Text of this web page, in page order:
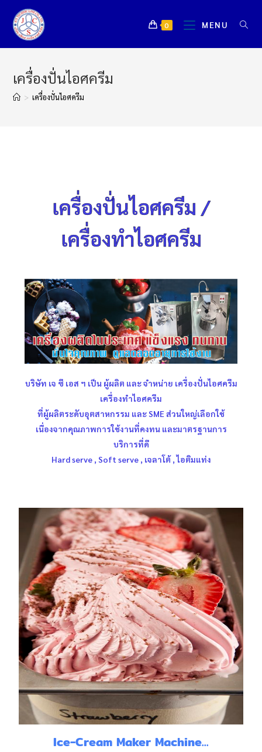
0 MENU
เครื่องปั่นไอศครีม
> เครื่องปั่นไอศครีม
เครื่องปั่นไอศครีม /
เครื่องทำไอศครีม
บริษัท เจ ซี เอส ฯ เป็น ผู้ผลิต และ จำหน่าย เครื่องปั่นไอศครีม
เครื่องทำไอศครีม
ที่ผู้ผลิตระดับอุตสาหกรรม และ SME ส่วนใหญ่เลือกใช้
เนื่องจากคุณภาพการใช้งานที่คงทน และมาตรฐานการ
บริการที่ดี
Hard serve , Soft serve , เจลาโต้ , ไอติมแท่ง
Ice-Cream Maker Machine...